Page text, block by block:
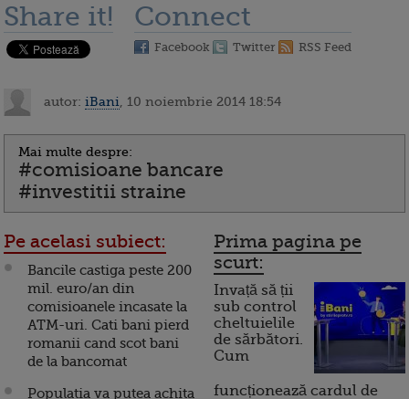
Share it! Connect
Facebook Twitter RSS Feed
autor: iBani , 10 noiembrie 2014 18:54
Mai multe despre:
#comisioane bancare
#investitii straine
Pe acelasi subiect:
Bancile castiga peste 200
mil. euro/an din
comisioanele incasate la
ATM-uri. Cati bani pierd
romanii cand scot bani
de la bancomat
Populatia va putea achita
Prima pagina pe
scurt:
Invață să ții
sub control
cheltuielile
de sărbători.
Cum
funcționează cardul de